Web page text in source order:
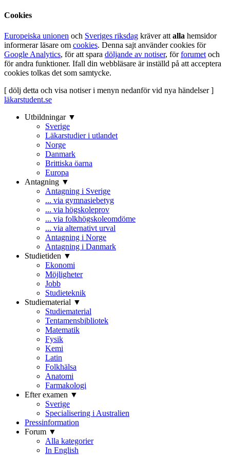
Cookies
Europeiska unionen och Sveriges riksdag kräver att alla hemsidor
informerar läsare om cookies. Denna sajt använder cookies för
Google Analytics, för att spara döljande av notiser, förforumet och
för andra funktioner. Ifall din webbläsare är inställd på att acceptera
cookies tolkas det som samtycke.
[ dölj detta och visa notiser i menyn nedanför vid nya händelser ]
läkarstudent.se
Utbildningar ▼
Sverige
Läkarstudier i utlandet
Norge
Danmark
Brittiska öarna
Europa
Antagning ▼
Antagning i Sverige
... via gymnasiebetyg
... via högskoleprov
... via folkhögskoleomdöme
... via alternativt urval
Antagning i Norge
Antagning i Danmark
Studietiden ▼
Ekonomi
Möjligheter
Jobb
Studieteknik
Studiematerial ▼
Studiematerial
Tentamensbibliotek
Matematik
Fysik
Kemi
Latin
Folkhälsa
Anatomi
Farmakologi
Efter examen ▼
Sverige
Specialisering i Australien
Pressinformation
Forum ▼
Alla kategorier
In English